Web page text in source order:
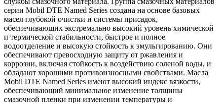
серии Mobil DTE Named Series создана на основе базовых
масел глубокой очистки и системы присадок,
обеспечивающих экстремально высокий уровень химической
и термической стабильности, быстрое и полное
водоотделение и высокую стойкость к эмульгированию. Они
обеспечивают превосходную защиту от ржавления и
коррозии, включая стойкость к воздействию соленой воды, и
обладают хорошими противоизносными свойствами. Масла
Mobil DTE Named Series имеют высокий индекс вязкости,
обеспечивающий минимальное изменение толщины
смазочной пленки при изменении температуры и